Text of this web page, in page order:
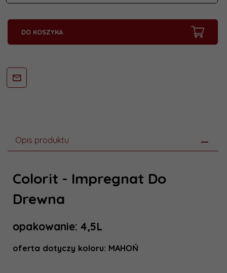
DO KOSZYKA
Opis produktu
Colorit - Impregnat Do
Drewna
opakowanie: 4,5L
oferta dotyczy koloru: MAHOŃ